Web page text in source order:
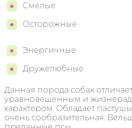
Смелые
Осторожные
Энергичные
Дружелюбные
Данная порода собак
уравновешенным и
характером. Обладает
очень сообразительная.